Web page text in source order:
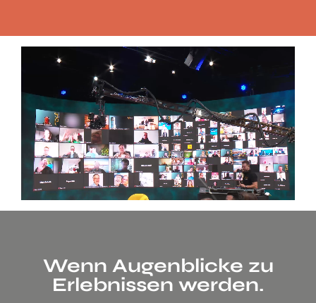
Wenn Augenblicke zu
Erlebnissen werden.